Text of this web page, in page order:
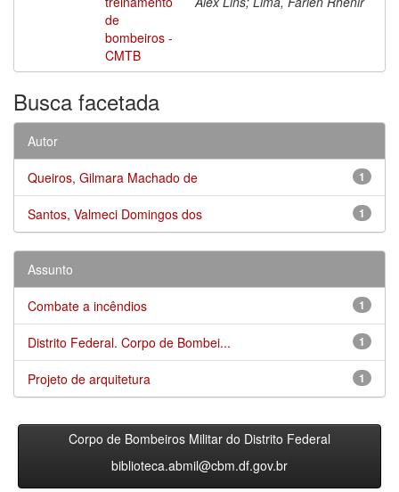
de
bombeiros -
CMTB
Busca facetada
Autor
1
Queiros, Gilmara Machado de
1
Santos, Valmeci Domingos dos
Assunto
1
Combate a incêndios
1
Distrito Federal. Corpo de Bombei...
1
Projeto de arquitetura
Corpo de Bombeiros Militar do Distrito Federal
biblioteca.abmil@cbm.df.gov.br